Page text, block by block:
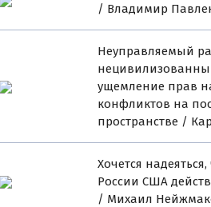
/ Владимир
Неуправляемый
ущемление прав
конфликтов на
пространстве /
Хочется
России США
/ Михаил